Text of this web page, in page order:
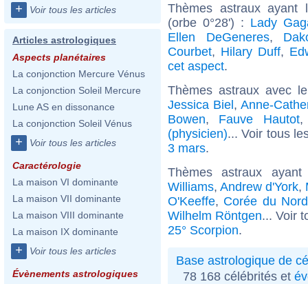
+ Voir tous les articles
Articles astrologiques
Aspects planétaires
La conjonction Mercure Vénus
La conjonction Soleil Mercure
Lune AS en dissonance
La conjonction Soleil Vénus
+ Voir tous les articles
Caractérologie
La maison VI dominante
La maison VII dominante
La maison VIII dominante
La maison IX dominante
+ Voir tous les articles
Évènements astrologiques
Thèmes astraux ayant
(orbe 0°28') : Lady
Ellen DeGeneres,
Courbet, Hilary Duff,
cet aspect.
Thèmes astraux avec
Jessica Biel,Anne-
Bowen, Fauve Hautot
(physicien)... Voir tous
3 mars.
Thèmes astraux
Williams,Andrew d'York,
O'Keeffe, Corée du Nord
Wilhelm Röntgen... Voir
25° Scorpion.
Base astrologique de
78 168 célébrités et